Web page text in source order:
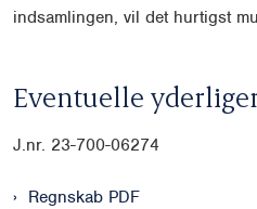
indsamlingen, vil det hurtigst
Eventuelle
J.nr. 23-700-06274
Regnskab PDF